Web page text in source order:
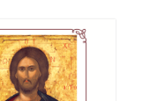
epuizat